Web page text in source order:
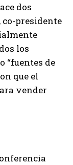
dos
presidente
los
“fuentes de
que el
vender